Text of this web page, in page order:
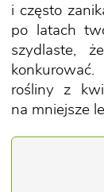
i często
po latach
szydlaste,
rośliny z
na mniejsze